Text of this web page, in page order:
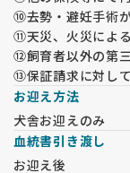
⑩去勢・避妊手術が
⑪天災、火災による
⑫飼育者以外の第
⑬保証請求に対し
お迎え方法
犬舎お迎えのみ
血統書引き渡し
お迎え後